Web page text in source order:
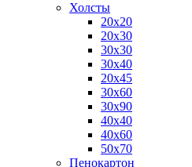
Холсты
20х20
20х30
30х30
30х40
20х45
30х60
30х90
40х40
40х60
50х70
Пенокартон